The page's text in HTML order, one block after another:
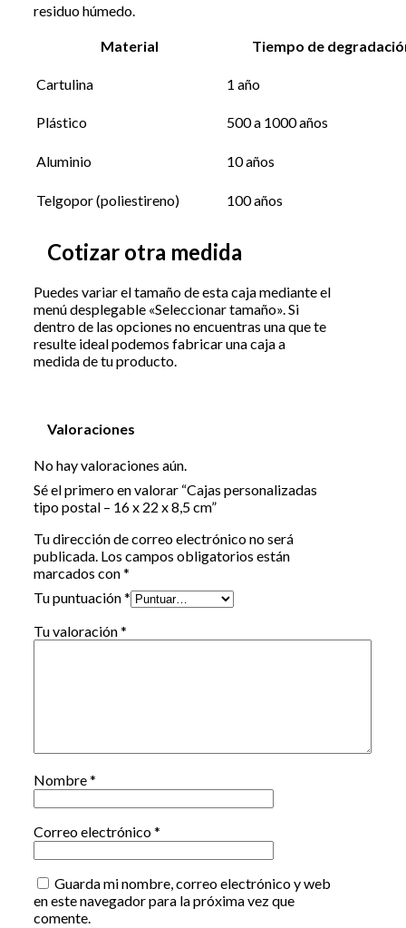
residuo húmedo.
Material Tiempo de
Cartulina 1 año
Plástico 500 a 1000 años
Aluminio 10 años
Telgopor (poliestireno) 100 años
Cotizar otra medida
Puedes variar el tamaño de esta caja mediante el
menú desplegable «Seleccionar tamaño». Si
dentro de las opciones no encuentras una que te
resulte ideal podemos fabricar una caja a
medida de tu producto.
Valoraciones
No hay valoraciones aún.
Sé el primero en valorar “Cajas personalizadas
tipo postal – 16 x 22 x 8,5 cm”
Tu dirección de correo electrónico no será
publicada. Los campos obligatorios están
marcados con*
Tu puntuación*
Tu valoración*
Nombre*
Correo electrónico*
Guarda mi nombre, correo electrónico y web
en este navegador para la próxima vez que
comente.